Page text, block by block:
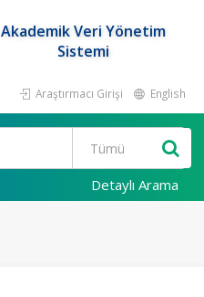
Akademik Veri Yönetim
Sistemi
Araştırmacı Girişi English
Detaylı Arama